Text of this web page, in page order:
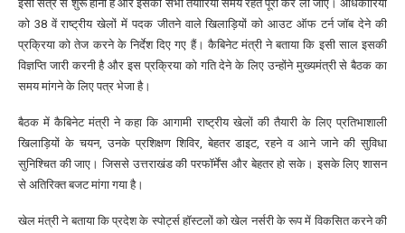
इसी सत्र से शुरू होनी है और इसकी सभी तैयारियां समय रहते पूरी कर ली जाएं। अधिकारियों
को 38 वें राष्ट्रीय खेलों में पदक जीतने वाले खिलाड़ियों को आउट ऑफ टर्न जॉब देने की
प्रक्रिया को तेज करने के निर्देश दिए गए हैं। कैबिनेट मंत्री ने बताया कि इसी साल इसकी
विज्ञप्ति जारी करनी है और इस प्रक्रिया को गति देने के लिए उन्होंने मुख्यमंत्री से बैठक का
समय मांगने के लिए पत्र भेजा है।
बैठक में कैबिनेट मंत्री ने कहा कि आगामी राष्ट्रीय खेलों की तैयारी के लिए प्रतिभाशाली
खिलाड़ियों के चयन, उनके प्रशिक्षण शिविर, बेहतर डाइट, रहने व आने जाने की सुविधा
सुनिश्चित की जाए। जिससे उत्तराखंड की परफॉर्मेंस और बेहतर हो सके। इसके लिए शासन
से अतिरिक्त बजट मांगा गया है।
खेल मंत्री ने बताया कि प्रदेश के स्पोर्ट्स हॉस्टलों को खेल नर्सरी के रूप में विकसित करने की